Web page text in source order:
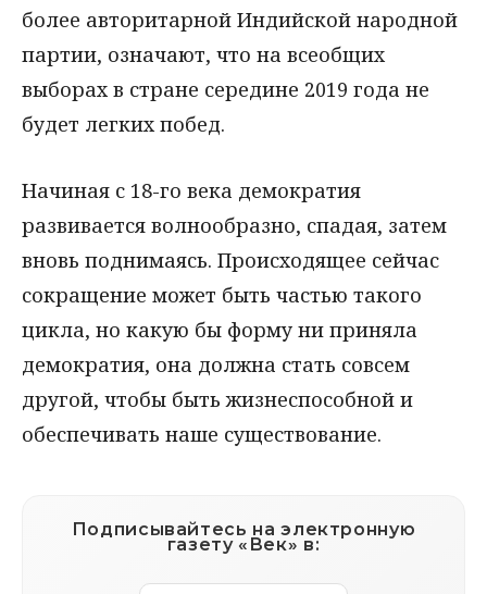
более авторитарной Индийской народной
партии, означают, что на всеобщих
выборах в стране середине 2019 года не
будет легких побед.
Начиная с 18-го века демократия
развивается волнообразно, спадая, затем
вновь поднимаясь. Происходящее сейчас
сокращение может быть частью такого
цикла, но какую бы форму ни приняла
демократия, она должна стать совсем
другой, чтобы быть жизнеспособной и
обеспечивать наше существование.
Подписывайтесь на электронную
газету «Век» в: